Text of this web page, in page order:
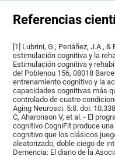
Referencias
[1] Lubrini, G., Periáñez, J.A.,
estimulación cognitiva y la
Estimulación cognitiva y
del Poblenou 156, 08018
entrenamiento cognitivo y la
capacidades cognitivas más
controlado de cuatro
Aging Neurosci. 5:8. doi:
C, Aharonson V, et al. - El
cognitivo CogniFit produce
cognitivo que los clásicos
aleatorizado, doble ciego de
Demencia: El diario de la